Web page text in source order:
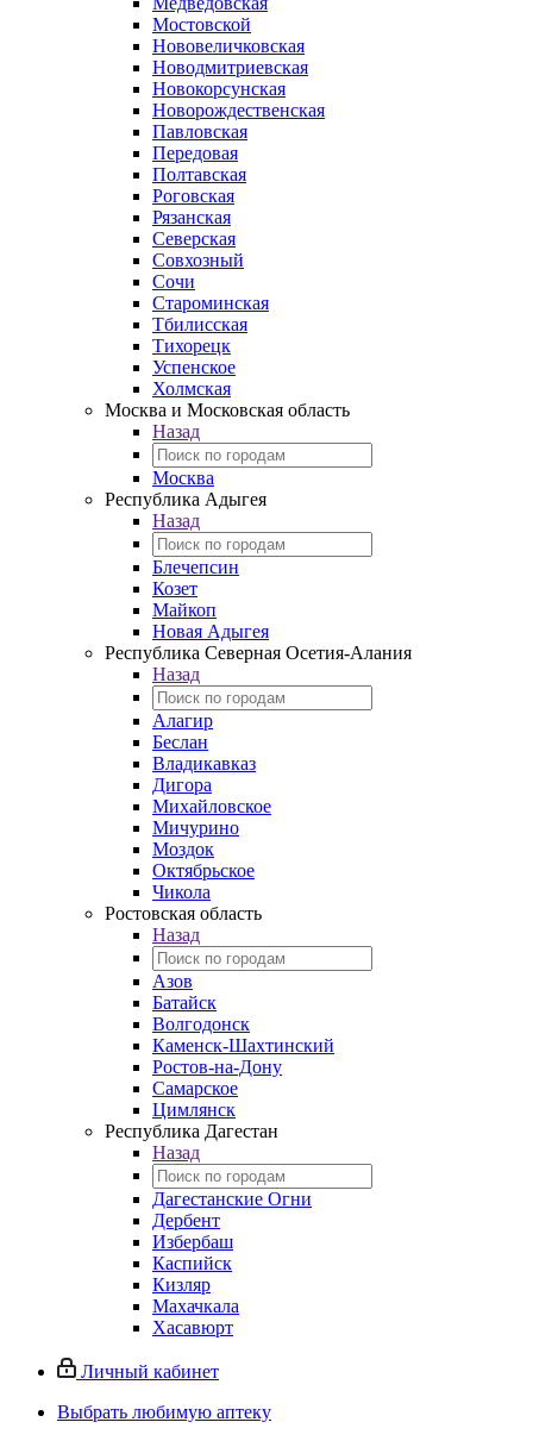
Мостовской
Нововеличковская
Новодмитриевская
Новокорсунская
Новорождественская
Павловская
Передовая
Полтавская
Роговская
Рязанская
Северская
Совхозный
Сочи
Староминская
Тбилисская
Тихорецк
Успенское
Холмская
Москва и Московская область
Назад
Москва
Республика Адыгея
Назад
Блечепсин
Козет
Майкоп
Новая Адыгея
Республика Северная Осетия-Алания
Назад
Алагир
Беслан
Владикавказ
Дигора
Михайловское
Мичурино
Моздок
Октябрьское
Чикола
Ростовская область
Назад
Азов
Батайск
Волгодонск
Каменск-Шахтинский
Ростов-на-Дону
Самарское
Цимлянск
Республика Дагестан
Назад
Дагестанские Огни
Дербент
Избербаш
Каспийск
Кизляр
Махачкала
Хасавюрт
Личный кабинет
Выбрать любимую аптеку